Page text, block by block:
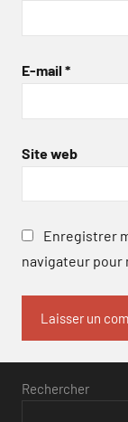
E-mail *
Site web
Enregistrer
navigateur pour
Rechercher